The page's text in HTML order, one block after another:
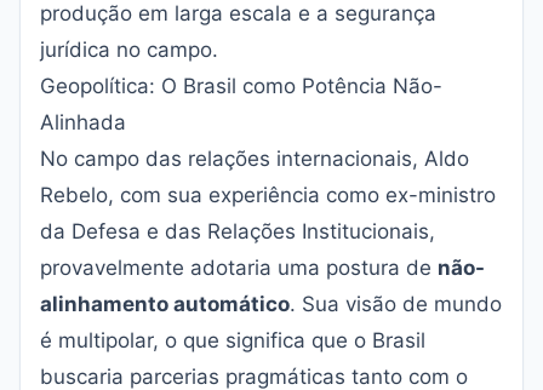
produção em larga escala e a segurança
jurídica no campo.
Geopolítica: O Brasil como Potência Não-
Alinhada
No campo das relações internacionais, Aldo
Rebelo, com sua experiência como ex-ministro
da Defesa e das Relações Institucionais,
provavelmente adotaria uma postura de não-
alinhamento automático. Sua visão de mundo
é multipolar, o que significa que o Brasil
buscaria parcerias pragmáticas tanto com o